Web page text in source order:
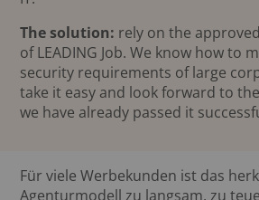
The solution: rely on the
of LEADING Job. We know how to
security requirements of large
take it easy and look forward to
we have already passed it
Für viele Werbekunden ist das
Agenturmodell zu langsam, zu